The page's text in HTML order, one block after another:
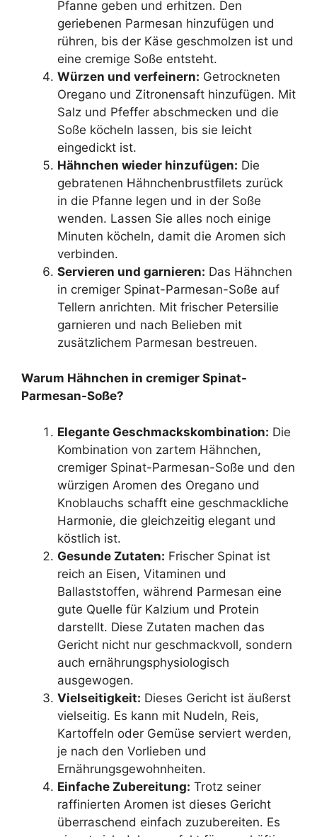
Pfanne geben und erhitzen. Den
geriebenen Parmesan hinzufügen und
rühren, bis der Käse geschmolzen ist und
eine cremige Soße entsteht.
Würzen und verfeinern: Getrockneten
Oregano und Zitronensaft hinzufügen. Mit
Salz und Pfeffer abschmecken und die
Soße köcheln lassen, bis sie leicht
eingedickt ist.
Hähnchen wieder hinzufügen: Die
gebratenen Hähnchenbrustfilets zurück
in die Pfanne legen und in der Soße
wenden. Lassen Sie alles noch einige
Minuten köcheln, damit die Aromen sich
verbinden.
Servieren und garnieren: Das Hähnchen
in cremiger Spinat-Parmesan-Soße auf
Tellern anrichten. Mit frischer Petersilie
garnieren und nach Belieben mit
zusätzlichem Parmesan bestreuen.
Warum Hähnchen in cremiger Spinat-
Parmesan-Soße?
Elegante Geschmackskombination: Die
Kombination von zartem Hähnchen,
cremiger Spinat-Parmesan-Soße und den
würzigen Aromen des Oregano und
Knoblauchs schafft eine geschmackliche
Harmonie, die gleichzeitig elegant und
köstlich ist.
Gesunde Zutaten: Frischer Spinat ist
reich an Eisen, Vitaminen und
Ballaststoffen, während Parmesan eine
gute Quelle für Kalzium und Protein
darstellt. Diese Zutaten machen das
Gericht nicht nur geschmackvoll, sondern
auch ernährungsphysiologisch
ausgewogen.
Vielseitigkeit: Dieses Gericht ist äußerst
vielseitig. Es kann mit Nudeln, Reis,
Kartoffeln oder Gemüse serviert werden,
je nach den Vorlieben und
Ernährungsgewohnheiten.
Einfache Zubereitung: Trotz seiner
raffinierten Aromen ist dieses Gericht
überraschend einfach zuzubereiten. Es